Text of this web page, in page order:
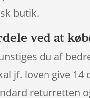
butik.
ved at
du af
jf. loven give 14
returretten